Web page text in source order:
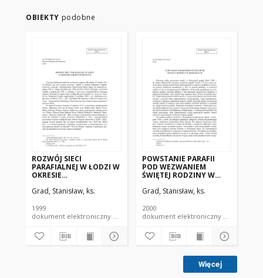
OBIEKTY podobne
ROZWÓJ SIECI
PARAFIALNEJ W ŁODZI W
OKRESIE
Grad, Stanisław, ks.
1999
dokument elektroniczny czasopismo
POWSTANIE PARAFII
POD WEZWANIEM
ŚWIĘTEJ RODZINY W
Grad, Stanisław, ks.
2000
dokument elektroniczny czasopismo
Więcej